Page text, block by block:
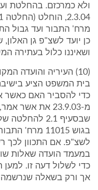
ולא כמרכזם. בהחלטת
מרח' התבור ועד גבול
כן יועד לשצ"פ גן
ושאיננו כלול בעתירה
(10) העיריה והועדה
כדי להסביר האם כאשר
מ-23.9.03 את
בגוש 11015
לשצ"פ. אם התכוון לכך
במעמד הועדה שאלות
כדי לשלול דעה זו. למען
אך ורק בשאלה שנרשמה